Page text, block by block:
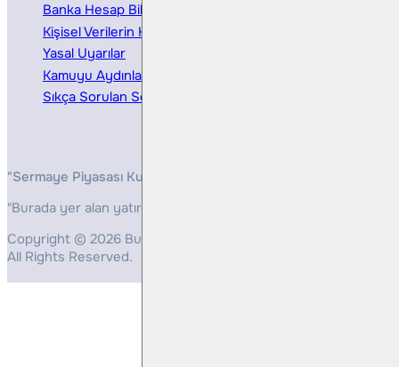
Banka Hesap Bilgileri
Kişisel Verilerin Korunması
Yasal Uyarılar
Kamuyu Aydınlatma
Sıkça Sorulan Sorular
"Sermaye Piyasası Kurulunun, Yatırım Hizmetleri ve
"Burada yer alan yatırım bilgi, yorum ve tavsiyeleri yatırım
Copyright © 2026 Bulls Yatırım Menkul Değerler
All Rights Reserved.